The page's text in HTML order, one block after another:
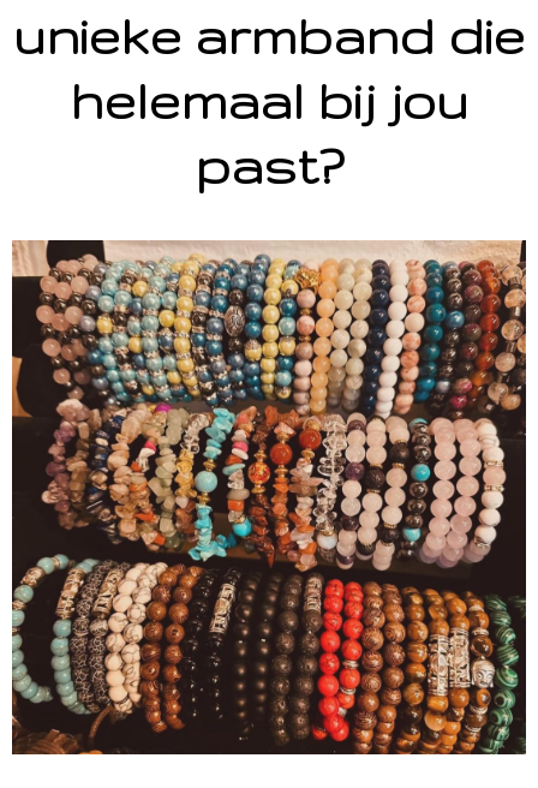
unieke armband die
helemaal bij jou
past?